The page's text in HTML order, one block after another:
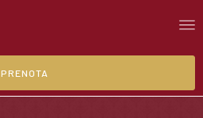
PRENOTA